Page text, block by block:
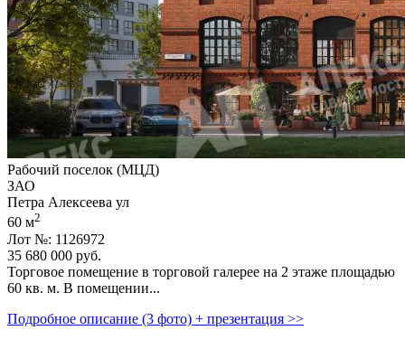
Рабочий поселок (МЦД)
ЗАО
Петра Алексеева ул
60 м2
Лот №: 1126972
35 680 000 руб.
Торговое помещение в торговой галерее на 2 этаже площадью
60 кв. м. В помещении...
Подробное описание (3 фото) + презентация >>